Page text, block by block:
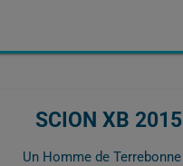
SCION XB 2015
Un Homme de Terrebonne